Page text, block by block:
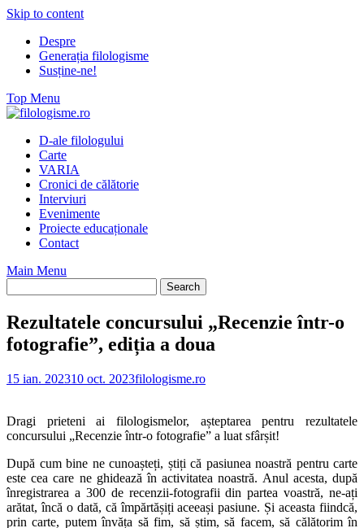
Skip to content
Despre
Generația filologisme
Susține-ne!
Top Menu
D-ale filologului
Carte
VARIA
Cronici de călătorie
Interviuri
Evenimente
Proiecte educaționale
Contact
Main Menu
Rezultatele concursului „Recenzie într-o
fotografie”, ediția a doua
15 ian. 202310 oct. 2023filologisme.ro
Dragi prieteni ai filologismelor, așteptarea pentru rezultatele
concursului „Recenzie într-o fotografie” a luat sfârșit!
După cum bine ne cunoașteți, știți că pasiunea noastră pentru carte
este cea care ne ghidează în activitatea noastră. Anul acesta, după
înregistrarea a 300 de recenzii-fotografii din partea voastră, ne-ați
arătat, încă o dată, că împărtășiți aceeași pasiune. Și aceasta fiindcă,
prin carte, putem învăța să fim, să știm, să facem, să călătorim în